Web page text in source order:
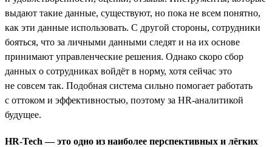
выдают такие данные, существуют, но пока не всем понятно,
как эти данные использовать. С другой стороны, сотрудники
бояться, что за личными данными следят и на их основе
принимают управленческие решения. Однако скоро сбор
данных о сотрудниках войдёт в норму, хотя сейчас это
не совсем так. Подобная система сильно помогает работать
с оттоком и эффективностью, поэтому за HR-аналитикой
будущее.
HR-Tech — это одно из наиболее перспективных и лёгких